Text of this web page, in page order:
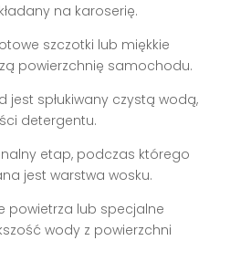
na karoserię.
szczotki lub miękkie
powierzchnię samochodu.
jest spłukiwany czystą wodą,
detergentu.
etap, podczas którego
jest warstwa wosku.
powietrza lub specjalne
wody z powierzchni